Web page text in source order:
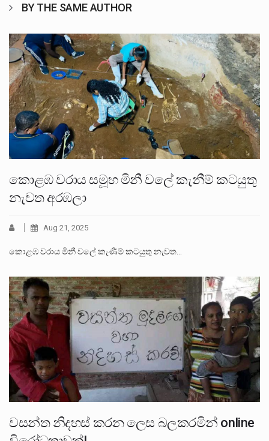
BY THE SAME AUTHOR
කොළඹ වරාය සමූහ මිනී වලේ කැනීම් කටයුතු
නැවත අරඹලා
Aug 21, 2025
කොළඹ වරාය මිනී වලේ කැණීම් කටයුතු නැවත…
වසන්ත නිදහස් කරන ලෙස බලකරමින් online